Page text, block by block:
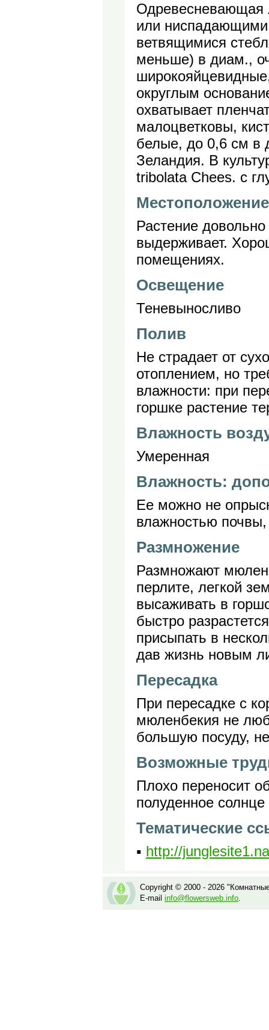
Одревесневающая
или ниспадающими
ветвящимися
меньше) в диам.,
округлым
охватывает
малоцветковы,
белые, до 0,6 см в
Зеландия. В
tribolata Chees. с
Местоположение
Растение
выдерживает.
помещениях.
Освещение
Теневыносливо
Полив
Не страдает от
отоплением, но
влажности: при
горшке растение
Влажность
Умеренная
Влажность:
Ее можно не
влажностью
Размножение
Размножают
перлите, легкой
высаживать в
быстро
присыпать в
дав жизнь новым
Пересадка
При пересадке с
мюленбекия не
большую посуду,
Возможные
Плохо переносит
полуденное
Тематические
▪ http://
Copyright © 2000 - 2026
E-mail info@flowersweb.info.